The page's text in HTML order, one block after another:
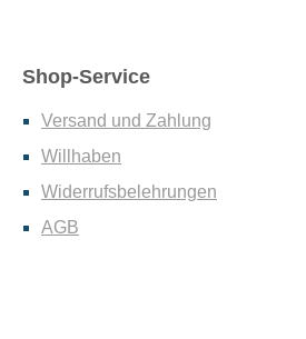
Shop-Service
Versand und Zahlung
Willhaben
Widerrufsbelehrungen
AGB